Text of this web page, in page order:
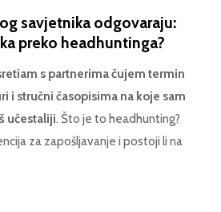
savjetnika odgovaraju:
preko headhuntinga?
s partnerima čujem termin
i stručni časopisima na koje sam
učestaliji. Što je to headhunting?
za zapošljavanje i postoji li na